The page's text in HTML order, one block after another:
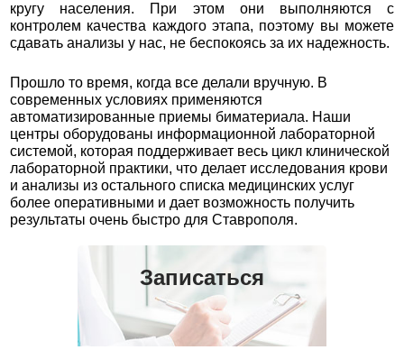
кругу населения. При этом они выполняются с
контролем качества каждого этапа, поэтому вы можете
сдавать анализы у нас, не беспокоясь за их надежность.
Прошло то время, когда все делали вручную. В
современных условиях применяются
автоматизированные приемы биматериала. Наши
центры оборудованы информационной лабораторной
системой, которая поддерживает весь цикл клинической
лабораторной практики, что делает исследования крови
и анализы из остального списка медицинских услуг
более оперативными и дает возможность получить
результаты очень быстро для Ставрополя.
Записаться